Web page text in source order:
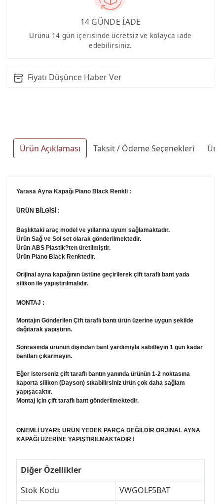
14 GÜNDE İADE
Ürünü 14 gün içerisinde ücretsiz ve kolayca iade
edebilirsiniz.
Fiyatı Düşünce Haber Ver
Ürün Açıklaması Taksit / Ödeme Seçenekleri
Yarasa Ayna Kapağı Piano Black Renkli :
ÜRÜN BİLGİSİ :
Başlıktaki araç model ve yıllarına uyum sağlamaktadır.
Ürün Sağ ve Sol set olarak gönderilmektedir.
Ürün ABS Plastik?ten üretilmiştir.
Ürün Piano Black Renktedir.
Orijinal ayna kapağının üstüne geçirilerek çift taraflı bant yada
silikon ile yapıştırılmalıdır.
MONTAJ :
Montajın Gönderilen Çift taraflı bantı ürün üzerine uygun şekilde
dağıtarak yapıştırın.
Sonrasında ürünün dışından bant yardımıyla sabitleyin 1 gün kadar
bantları çıkarmayın.
Eğer isterseniz çift taraflı bantın yanında ürünün 1-2 noktasına
kaporta silikon (Dayson) sıkabilirsiniz ürün çok daha sağlam
yapışacaktır.
Montaj için çift taraflı bant gönderilmektedir.
ÖNEMLİ UYARI: ÜRÜN YEDEK PARÇA DEĞİLDİR ORJİNAL AYNA
KAPAĞI ÜZERİNE YAPIŞTIRILMAKTADIR !
Diğer Özellikler
Stok Kodu
VWGOLF5BAT